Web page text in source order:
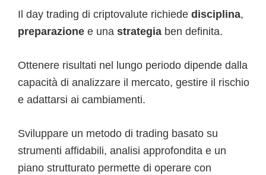
Il day trading di criptovalute richiede disciplina,
preparazione e una strategia ben definita.
Ottenere risultati nel lungo periodo dipende dalla
capacità di analizzare il mercato, gestire il rischio
e adattarsi ai cambiamenti.
Sviluppare un metodo di trading basato su
strumenti affidabili, analisi approfondita e un
piano strutturato permette di operare con